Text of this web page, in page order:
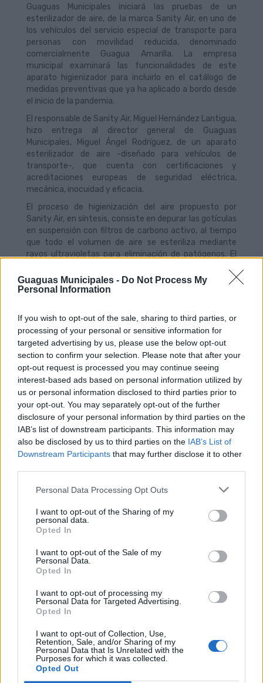
Guaguas Municipales - Do Not Process My
Personal Information
If you wish to opt-out of the sale, sharing to third parties, or
processing of your personal or sensitive information for
targeted advertising by us, please use the below opt-out
section to confirm your selection. Please note that after your
opt-out request is processed you may continue seeing
interest-based ads based on personal information utilized by
us or personal information disclosed to third parties prior to
your opt-out. You may separately opt-out of the further
disclosure of your personal information by third parties on the
IAB’s list of downstream participants. This information may
also be disclosed by us to third parties on the IAB’s List of
Downstream Participants that may further disclose it to other
Personal Data Processing Opt Outs
I want to opt-out of the Sharing of my
personal data.
Opted In
I want to opt-out of the Sale of my
Personal Data.
Opted In
I want to opt-out of processing my
Personal Data for Targeted Advertising.
Opted In
I want to opt-out of Collection, Use,
Retention, Sale, and/or Sharing of my
Personal Data that Is Unrelated with the
Purposes for which it was collected.
Opted Out
Guaguas Municipales iniciará las pruebas de un
esterilizador de aire, de la marca Sanity Air, en uno de
los vehículos del servicio especial de transporte para
personas con movilidad reducida, denominado
comercialmente Guagua Amarilla. La empresa
municipal examinará las funcionalidades de este
aparato higienizador para incluirlo en el catálogo de
medidas preventivas que ya ha aplicado a bordo desde
el inicio de la pandemia.
El responsable de Sanity Air, Miguel Hernández Lantigua,
hizo entrega al director general de Guaguas
Municipales, Miguel Ángel Rodríguez, de un aparato
esterilizador de aire -diseñado para vehículos de
transporte-, que cuenta con certificaciones y
acreditaciones europeas de seguridad eléctrica,
mecánica, inocuidad y eficacia.
El proceso de higienización del aire propuesto por
Sanity Air, en síntesis, consiste en depurar las gotículas
en suspensión con filtros de carbono activo, al tiempo
que todo el volumen de aire se esteriliza mediante
rayos ultravioletas para eliminación de patógenos. El
químicos ni biocidas que puedan ser nocivos para la
salud.
Guaguas Municipales recupera la
opción del pago directo desde el
martes 1 de junio
28/05/2021
La Autoridad Única del Transporte de Gran Canaria
(AUTGC) ha dejado sin efecto la limitación de pago
directo a bordo de las guaguas de transporte público
colectivo regular y, por tanto, autoriza a Guaguas
Municipales a aceptar el pago directo de los viajeros a
organismo regulador del transporte, después de que
2020, derivado de la crisis sanitaria provocada por el
covid-19.La AUTGC justifica su decisión por la... LEER
MÁS
Guaguas Municipales comienza a
por el intercambiador modal de
Concepción Arenal
30/04/2021
Guaguas Municipales comenzará este lunes 3 de mayo
a transitar con 10 líneas regulares por el nuevo
intercambiador de transporte de la calle Concepción
Arenal, espacio que facilitará la conexión multimodal